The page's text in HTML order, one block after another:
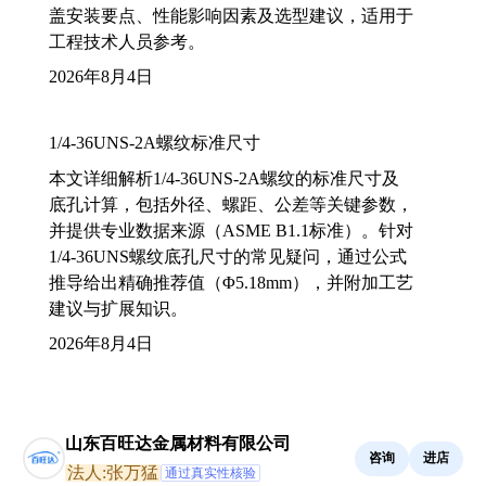
盖安装要点、性能影响因素及选型建议，适用于
工程技术人员参考。
2026年8月4日
1/4-36UNS-2A螺纹标准尺寸
本文详细解析1/4-36UNS-2A螺纹的标准尺寸及
底孔计算，包括外径、螺距、公差等关键参数，
并提供专业数据来源（ASME B1.1标准）。针对
1/4-36UNS螺纹底孔尺寸的常见疑问，通过公式
推导给出精确推荐值（Φ5.18mm），并附加工艺
建议与扩展知识。
2026年8月4日
山东百旺达金属材料有限公司
法人:张万猛 通过真实性核验
咨询 进店